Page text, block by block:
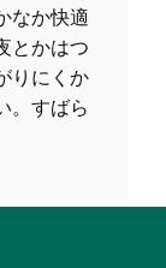
なか快適
とかはつ
りにくか
。すばら